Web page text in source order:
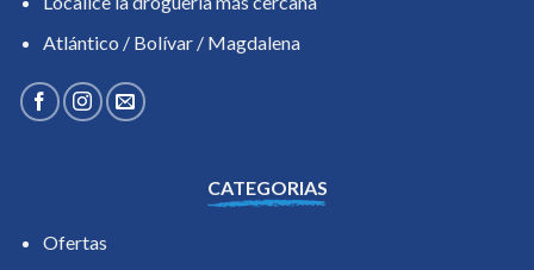
Atlántico / Bolívar / Magdalena
CATEGORIAS
Ofertas